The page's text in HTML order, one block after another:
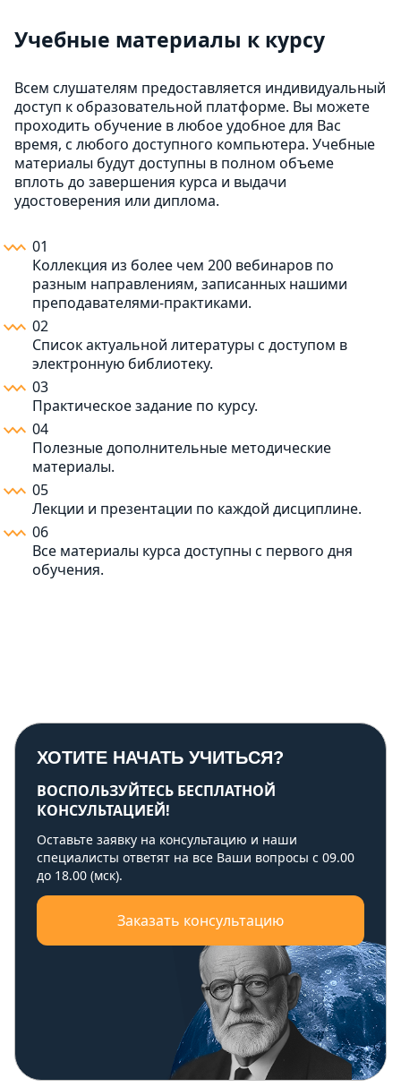
Учебные материалы к курсу
Всем слушателям предоставляется индивидуальный
доступ к образовательной платформе. Вы можете
проходить обучение в любое удобное для Вас
время, с любого доступного компьютера. Учебные
материалы будут доступны в полном объеме
вплоть до завершения курса и выдачи
удостоверения или диплома.
01
Коллекция из более чем 200 вебинаров по
разным направлениям, записанных нашими
преподавателями-практиками.
02
Список актуальной литературы с доступом в
электронную библиотеку.
03
Практическое задание по курсу.
04
Полезные дополнительные методические
материалы.
05
Лекции и презентации по каждой дисциплине.
06
Все материалы курса доступны с первого дня
обучения.
ХОТИТЕ НАЧАТЬ УЧИТЬСЯ?
ВОСПОЛЬЗУЙТЕСЬ БЕСПЛАТНОЙ
КОНСУЛЬТАЦИЕЙ!
Оставьте заявку на консультацию и наши
специалисты ответят на все Ваши вопросы с 09.00
до 18.00 (мск).
Заказать консультацию